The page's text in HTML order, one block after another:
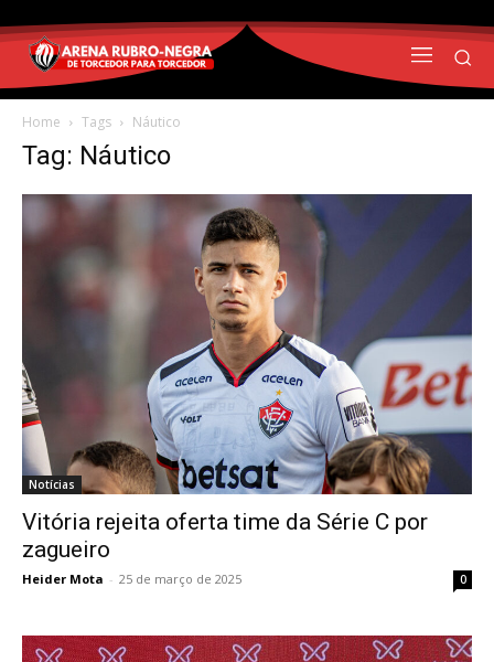
Home Tags Náutico
Tag: Náutico
Notícias
Vitória rejeita oferta time da Série C por
zagueiro
Heider Mota - 25 de março de 2025 0